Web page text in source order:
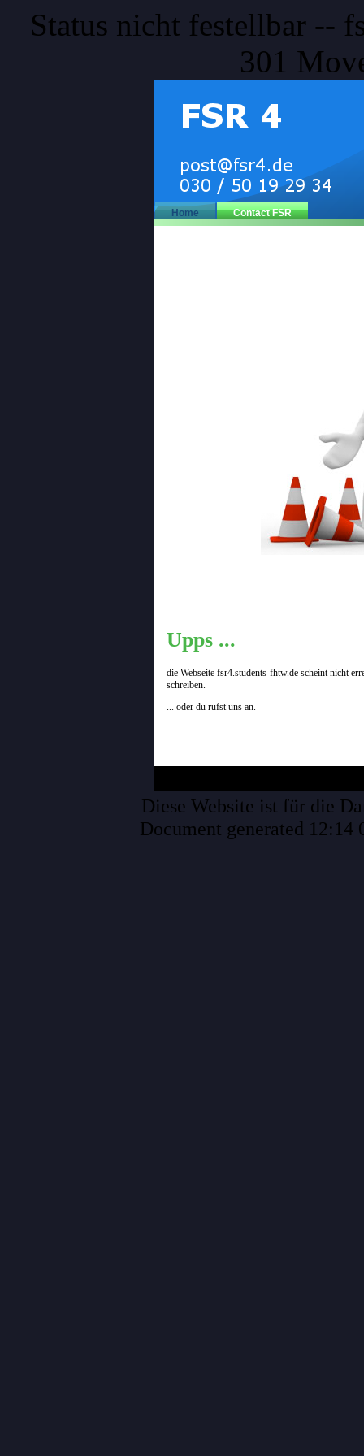
Status nicht festellbar --
301
Home Contact FSR
Upps ...
die Webseite fsr4.students-fhtw.de scheint nicht
schreiben.
... oder du rufst uns an.
Diese Website ist für die
Document generated